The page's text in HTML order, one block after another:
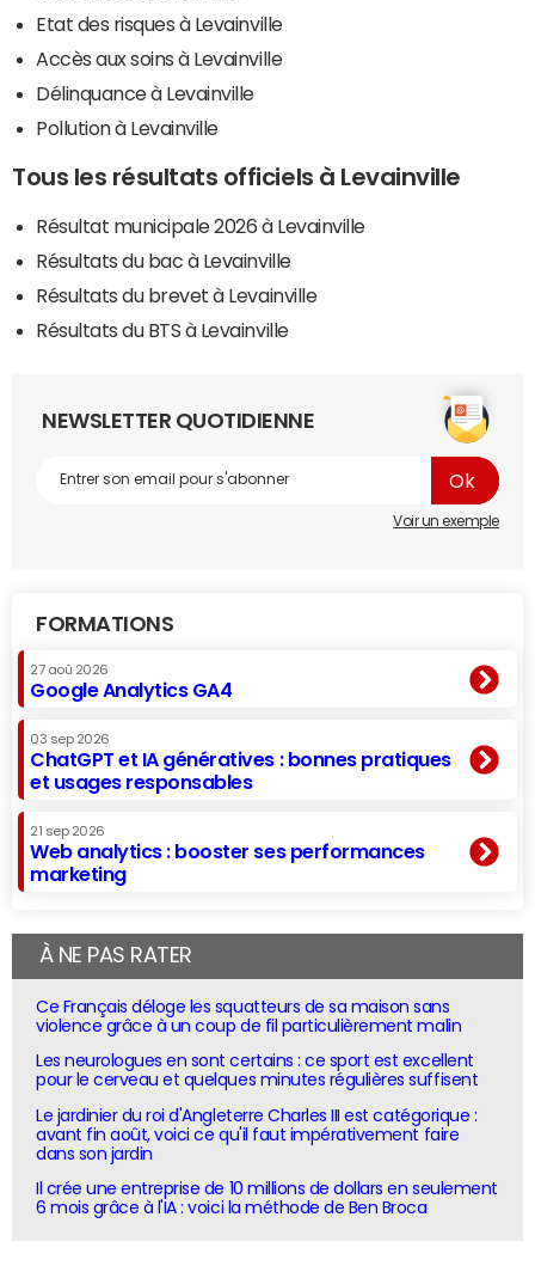
Etat des risques à Levainville
Accès aux soins à Levainville
Délinquance à Levainville
Pollution à Levainville
Tous les résultats officiels à Levainville
Résultat municipale 2026 à Levainville
Résultats du bac à Levainville
Résultats du brevet à Levainville
Résultats du BTS à Levainville
NEWSLETTER QUOTIDIENNE
Voir un exemple
FORMATIONS
27 aoû 2026
Google Analytics GA4
03 sep 2026
ChatGPT et IA génératives : bonnes pratiques
et usages responsables
21 sep 2026
Web analytics : booster ses performances
marketing
À NE PAS RATER
Ce Français déloge les squatteurs de sa maison sans
violence grâce à un coup de fil particulièrement malin
Les neurologues en sont certains : ce sport est excellent
pour le cerveau et quelques minutes régulières suffisent
Le jardinier du roi d'Angleterre Charles III est catégorique :
avant fin août, voici ce qu'il faut impérativement faire
dans son jardin
Il crée une entreprise de 10 millions de dollars en seulement
6 mois grâce à l'IA : voici la méthode de Ben Broca